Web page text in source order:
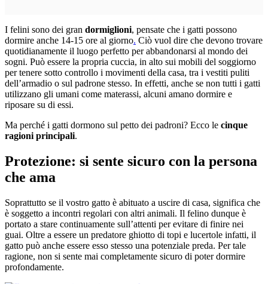
I felini sono dei gran dormiglioni, pensate che i gatti possono
dormire anche 14-15 ore al giorno. Ciò vuol dire che devono trovare
quotidianamente il luogo perfetto per abbandonarsi al mondo dei
sogni. Può essere la propria cuccia, in alto sui mobili del soggiorno
per tenere sotto controllo i movimenti della casa, tra i vestiti puliti
dell’armadio o sul padrone stesso. In effetti, anche se non tutti i gatti
utilizzano gli umani come materassi, alcuni amano dormire e
riposare su di essi.
Ma perché i gatti dormono sul petto dei padroni? Ecco le cinque
ragioni principali.
Protezione: si sente sicuro con la persona
che ama
Soprattutto se il vostro gatto è abituato a uscire di casa, significa che
è soggetto a incontri regolari con altri animali. Il felino dunque è
portato a stare continuamente sull’attenti per evitare di finire nei
guai. Oltre a essere un predatore ghiotto di topi e lucertole infatti, il
gatto può anche essere esso stesso una potenziale preda. Per tale
ragione, non si sente mai completamente sicuro di poter dormire
profondamente.